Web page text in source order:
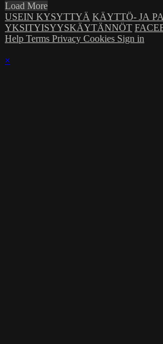
Load More
USEIN KYSYTTYÄ KÄYTTÖ- JA
YKSITYISYYSKÄYTÄNNÖT
Help Terms Privacy Cookies Sign in
×